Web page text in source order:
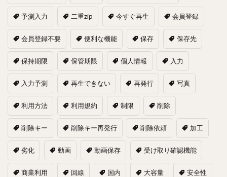
予測入力 二重zip 今すぐ再生 会員登録
会員登録不要 便利な機能 保存 保存先
保持期限 保管期限 個人情報 入力
入力予測 再生できない 再発行 写真
利用方法 利用規約 制限 削除
削除キー 削除キー再発行 削除依頼 加工
劣化 動画 動画保存 受け取り確認機能
商業利用 回線 国内 大容量 安全性